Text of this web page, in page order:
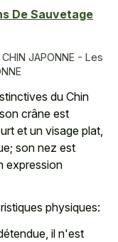
De Sauvetage
JAPONNE - Les
du Chin
crâne est
et un visage plat
son nez est
expression
physiques:
il n'est